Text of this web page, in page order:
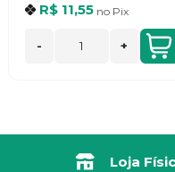
R$ 11,55 no Pix
- +
Loja